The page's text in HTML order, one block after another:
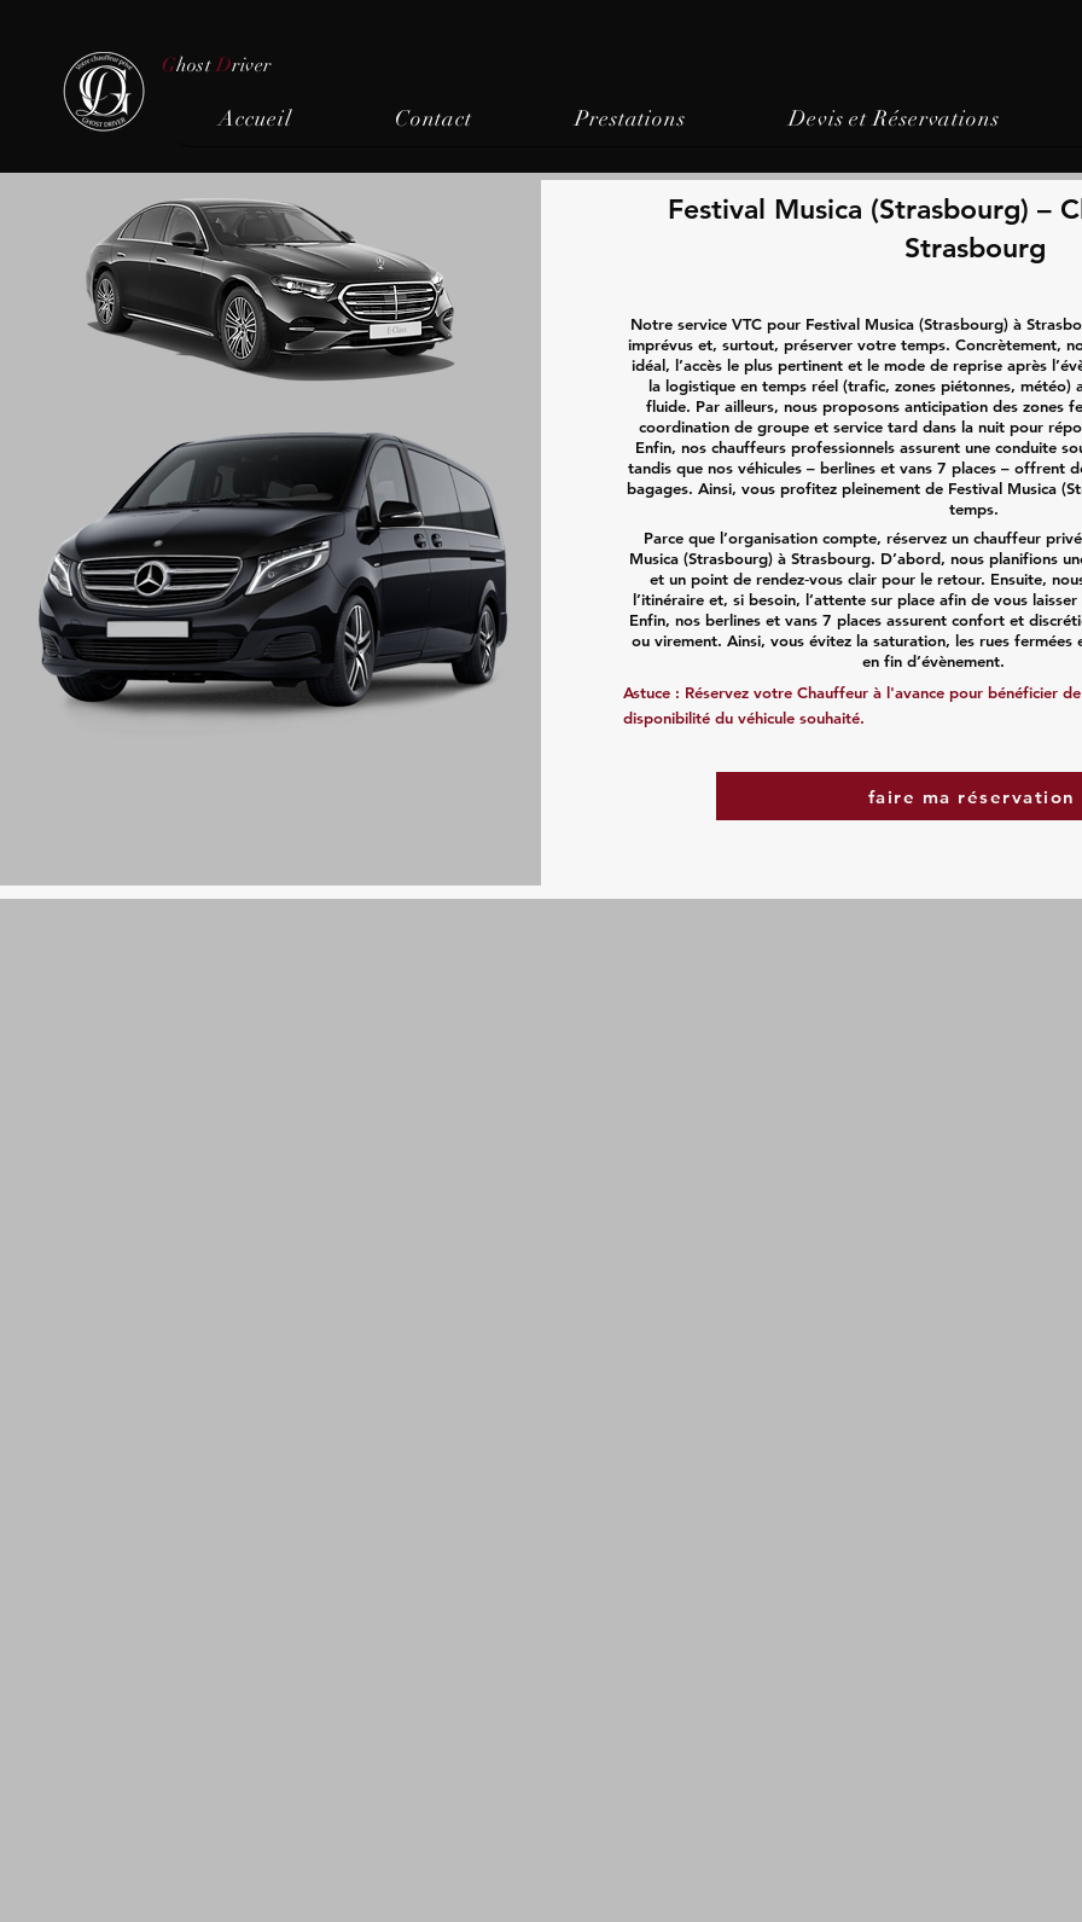
Ghost Driver
Accueil Contact Prestations Devis et Réservations
Festival Musica (Strasbourg) –
Strasbourg
Notre service VTC pour Festival Musica (Strasbourg) à
imprévus et, surtout, préserver votre temps. Concrètement,
idéal, l’accès le plus pertinent et le mode de reprise après
la logistique en temps réel (trafic, zones piétonnes, météo)
fluide. Par ailleurs, nous proposons anticipation des zones
coordination de groupe et service tard dans la nuit pour
Enfin, nos chauffeurs professionnels assurent une conduite
tandis que nos véhicules – berlines et vans 7 places – offrent
bagages. Ainsi, vous profitez pleinement de Festival Musica
temps.
Parce que l’organisation compte, réservez un chauffeur
Musica (Strasbourg) à Strasbourg. D’abord, nous planifions
et un point de rendez‑vous clair pour le retour. Ensuite,
l’itinéraire et, si besoin, l’attente sur place afin de vous
Enfin, nos berlines et vans 7 places assurent confort et
ou virement. Ainsi, vous évitez la saturation, les rues fermées
en fin d’évènement.
Astuce : Réservez votre Chauffeur à l'avance pour bénéficier
disponibilité du véhicule souhaité.
faire ma réservation